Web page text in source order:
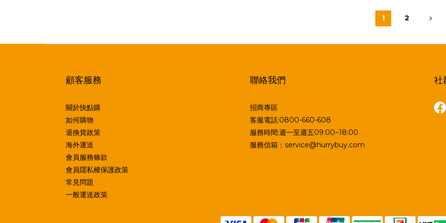
1 2
顧客服務
關於快點購
如何購物
退換貨政策
海外運送
會員服務條款
會員隱私權保護政策
常見問題
一般運送政策
聯絡我們
招商專區
客服電話:0800-660-608
服務時間:週一至週五09:00~18:00
服務信箱：service@hurrybuy.com
社